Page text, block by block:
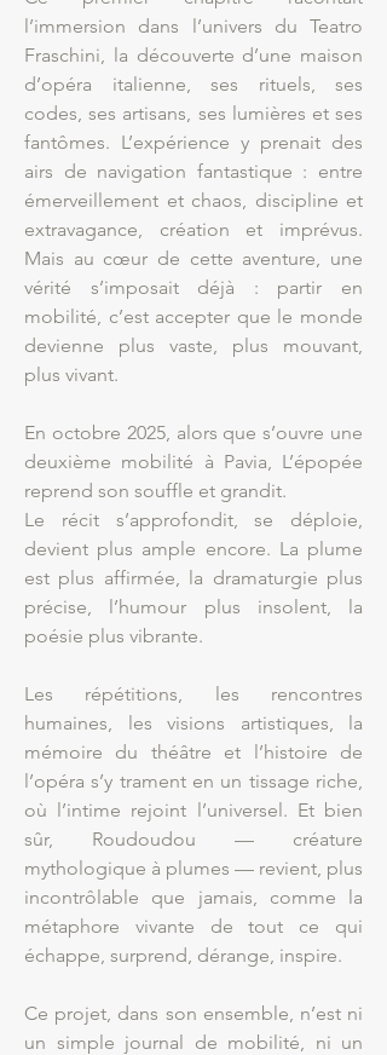
l’immersion dans l’univers du Teatro
Fraschini, la découverte d’une maison
d’opéra italienne, ses rituels, ses
codes, ses artisans, ses lumières et ses
fantômes. L’expérience y prenait des
airs de navigation fantastique : entre
émerveillement et chaos, discipline et
extravagance, création et imprévus.
Mais au cœur de cette aventure, une
vérité s’imposait déjà : partir en
mobilité, c’est accepter que le monde
devienne plus vaste, plus mouvant,
plus vivant.
En octobre 2025, alors que s’ouvre une
deuxième mobilité à Pavia, L’épopée
reprend son souffle et grandit.
Le récit s’approfondit, se déploie,
devient plus ample encore. La plume
est plus affirmée, la dramaturgie plus
précise, l’humour plus insolent, la
poésie plus vibrante.
Les répétitions, les rencontres
humaines, les visions artistiques, la
mémoire du théâtre et l’histoire de
l’opéra s’y trament en un tissage riche,
où l’intime rejoint l’universel. Et bien
sûr, Roudoudou — créature
mythologique à plumes — revient, plus
incontrôlable que jamais, comme la
métaphore vivante de tout ce qui
échappe, surprend, dérange, inspire.
Ce projet, dans son ensemble, n’est ni
un simple journal de mobilité, ni un